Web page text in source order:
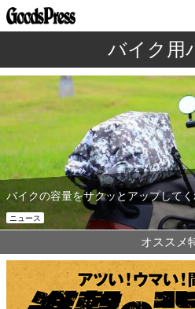
バイク用
バイクの容量をサクッとアップして
ニュース
オススメ